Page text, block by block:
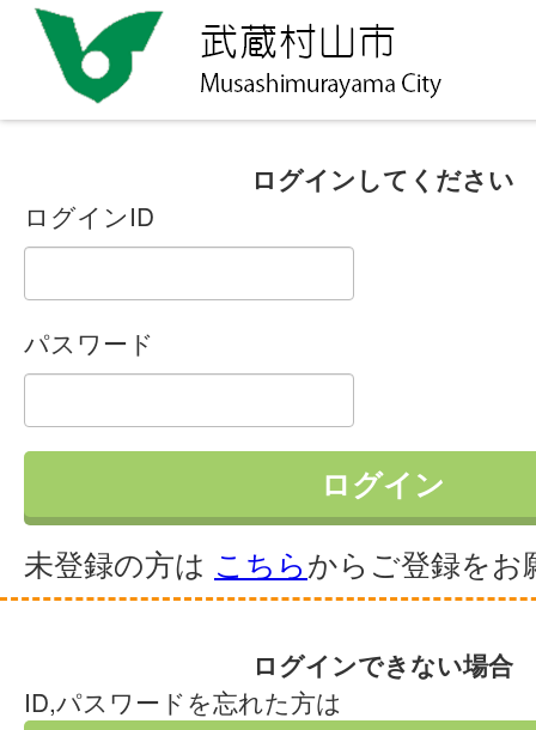
ログインしてください
ログインID
パスワード
未登録の方は こちらからご登録をお
ログインできない場合
ID,パスワードを忘れた方は